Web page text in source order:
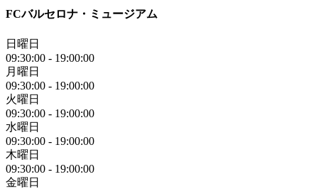
FCバルセロナ・ミュージアム
日曜日
09:30:00 - 19:00:00
月曜日
09:30:00 - 19:00:00
火曜日
09:30:00 - 19:00:00
水曜日
09:30:00 - 19:00:00
木曜日
09:30:00 - 19:00:00
金曜日